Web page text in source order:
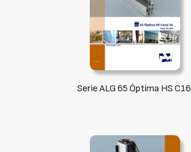
Serie ALG 65 Óptima HS C16